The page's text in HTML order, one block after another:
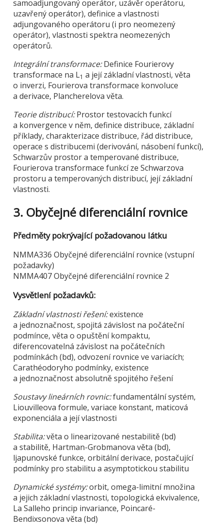
samoadjungovaný operátor, uzávěr operátoru,
uzavřený operátor), definice a vlastnosti
adjungovaného operátoru (i pro neomezený
operátor), vlastnosti spektra neomezených
operátorů.
Integrální transformace:Definice Fourierovy
transformace na L1 a její základní vlastnosti, věta
o inverzi, Fourierova transformace konvoluce
a derivace, Plancherelova věta.
Teorie distribucí:Prostor testovacích funkcí
a konvergence v něm, definice distribuce, základní
příklady, charakterizace distribuce, řád distribuce,
operace s distribucemi (derivování, násobení funkcí),
Schwarzův prostor a temperované distribuce,
Fourierova transformace funkcí ze Schwarzova
prostoru a temperovaných distribucí, její základní
vlastnosti.
3. Obyčejné diferenciální rovnice
Předměty pokrývající požadovanou látku
NMMA336 Obyčejné diferenciální rovnice (vstupní
požadavky)
NMMA407 Obyčejné diferenciální rovnice 2
Vysvětlení požadavků:
Základní vlastnosti řešení:existence
a jednoznačnost, spojitá závislost na počáteční
podmínce, věta o opuštění kompaktu,
diferencovatelná závislost na počátečních
podmínkách (bd), odvození rovnice ve variacích;
Carathéodoryho podmínky, existence
a jednoznačnost absolutně spojitého řešení
Soustavy lineárních rovnic:fundamentální systém,
Liouvilleova formule, variace konstant, maticová
exponenciála a její vlastnosti
Stabilita:věta o linearizované nestabilitě (bd)
a stabilitě, Hartman-Grobmanova věta (bd),
ljapunovské funkce, orbitální derivace, postačující
podmínky pro stabilitu a asymptotickou stabilitu
Dynamické systémy:orbit, omega-limitní množina
a jejich základní vlastnosti, topologická ekvivalence,
La Salleho princip invariance, Poincaré-
Bendixsonova věta (bd)